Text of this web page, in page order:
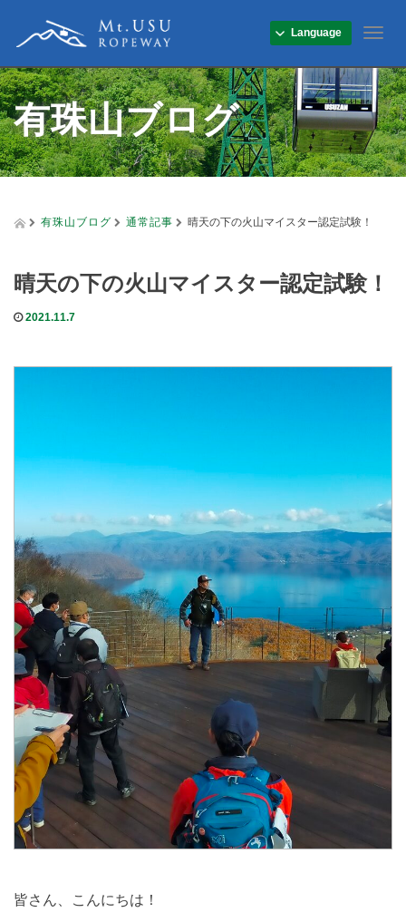
T
g
g
e
n
a
v
o
Language
有珠山ブログ
有珠山ブログ 通常記事 晴天の下の火山マイスター認定試験！
晴天の下の火山マイスター認定試験！
2021.11.7
皆さん、こんにちは！